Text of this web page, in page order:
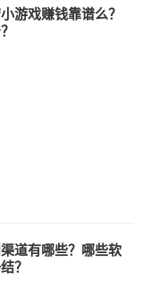
游戏赚钱靠谱么？
道有哪些？哪些软
？